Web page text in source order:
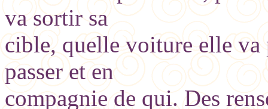
va sortir sa
cible, quelle voiture elle va
passer et en
compagnie de qui. Des